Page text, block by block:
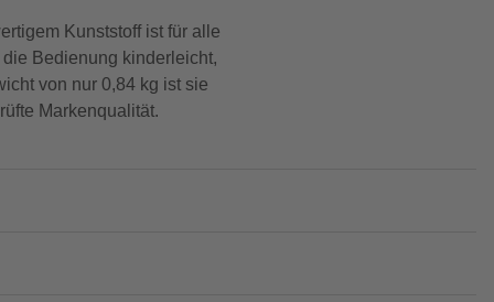
Kunststoff ist für alle
Bedienung kinderleicht,
von nur 0,84 kg ist sie
Markenqualität.